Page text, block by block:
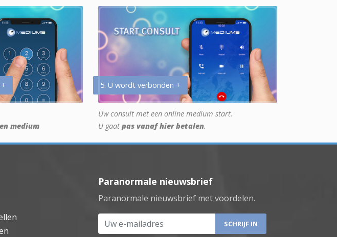
medium
5. U wordt verbonden +
Uw consult met een online medium start.
U gaat pas vanaf hier betalen.
Paranormale nieuwsbrief
Paranormale nieuwsbrief met voordelen.
Uw e-mailadres